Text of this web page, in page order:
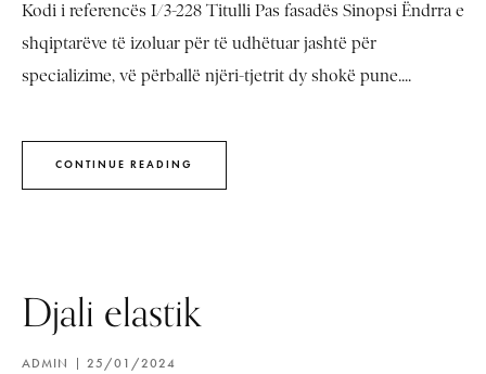
Kodi i referencës I/3-228 Titulli Pas fasadës Sinopsi Ëndrra e
shqiptarëve të izoluar për të udhëtuar jashtë për
specializime, vë përballë njëri-tjetrit dy shokë pune....
CONTINUE READING
Djali elastik
ADMIN 25/01/2024